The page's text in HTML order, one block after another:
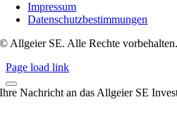
Impressum
Datenschutzbestimmungen
© Allgeier SE. Alle Rechte vorbehalten.
Page load link
Ihre Nachricht an das Allgeier SE